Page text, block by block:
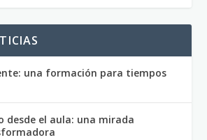
una formación para tiempos
desde el aula: una mirada